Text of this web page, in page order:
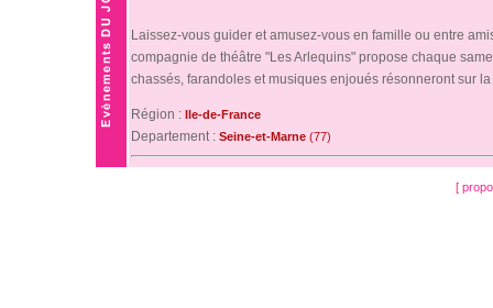
Laissez-vous guider et amusez-vous en famille ou entre
compagnie de théâtre "Les Arlequins" propose chaque
chassés, farandoles et musiques enjoués résonneront sur
Région : Ile-de-France
Departement : Seine-et-Marne (77)
[